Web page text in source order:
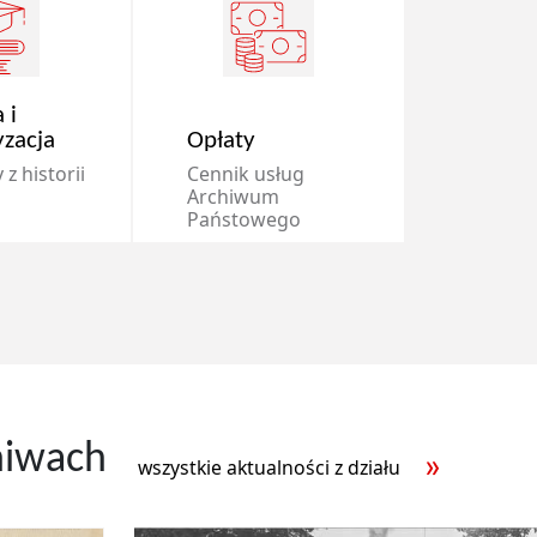
i
z historii
Opłaty
Cennik usług
Archiwum
Państowego
wszystkie aktualności z działu